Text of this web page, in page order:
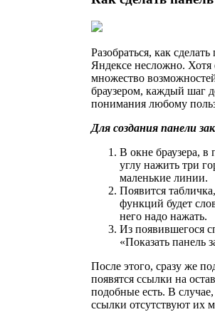
Разобраться, как
Яндексе несложно. Хотя
множество
браузером, каждый шаг
понимания любому
Для создания панели
В окне браузера, в
углу нажить три
маленькие линии.
Появится
функций будет
него надо нажать.
Из появившегося
«Показать панель
После этого, сразу же
появятся ссылки на
подобные есть. В
ссылки отсутствуют их